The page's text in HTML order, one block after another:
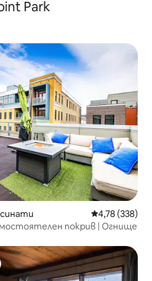
Park
Средна
4,78 (338)
покрив | Огнище
гостите